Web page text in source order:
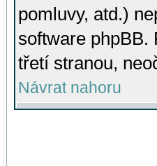
pomluvy, atd.)
software phpBB.
třetí stranou,
Návrat nahoru